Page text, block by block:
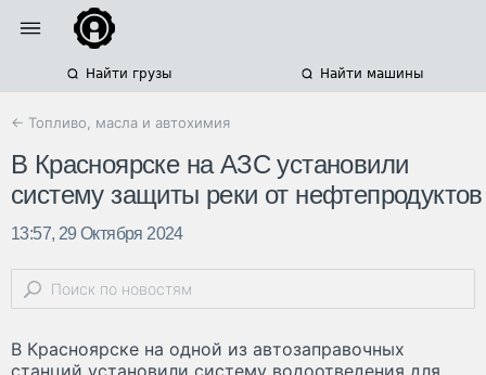
Найти грузы Найти машины
← Топливо, масла и автохимия
В Красноярске на АЗС установили
систему защиты реки от нефтепродуктов
13:57, 29 Октября 2024
В Красноярске на одной из автозаправочных